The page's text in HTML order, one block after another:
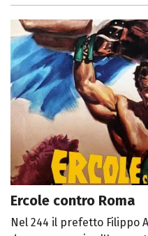
Ercole contro Roma
Nel 244 il prefetto Filippo